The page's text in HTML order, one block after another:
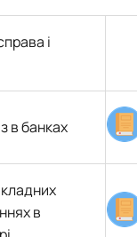
і
в банках
в